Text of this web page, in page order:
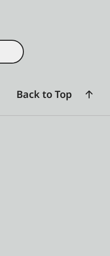
Back to Top